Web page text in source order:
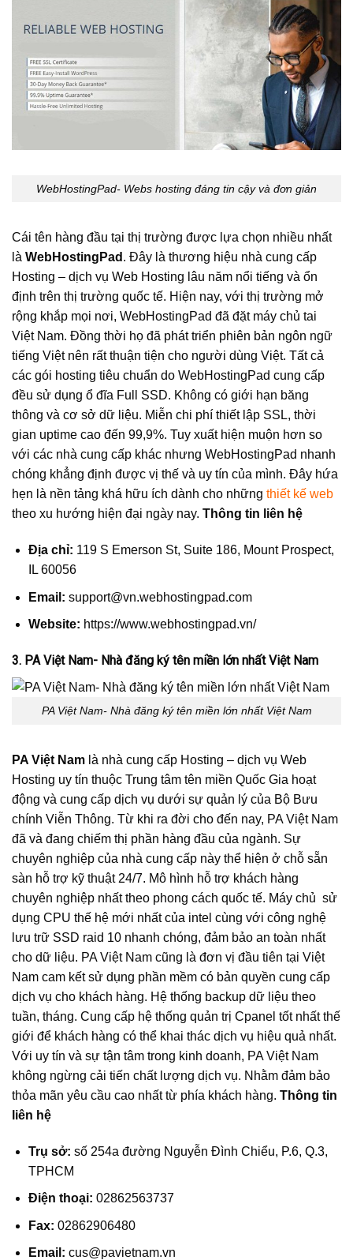
WebHostingPad- Webs hosting đáng tin cậy và đơn giản
Cái tên hàng đầu tại thị trường được lựa chọn nhiều nhất
là WebHostingPad . Đây là thương hiệu nhà cung cấp
Hosting – dịch vụ Web Hosting lâu năm nổi tiếng và ổn
định trên thị trường quốc tế. Hiện nay, với thị trường mở
rộng khắp mọi nơi, WebHostingPad đã đặt máy chủ tai
Việt Nam. Đồng thời họ đã phát triển phiên bản ngôn ngữ
tiếng Việt nên rất thuận tiện cho người dùng Việt. Tất cả
các gói hosting tiêu chuẩn do WebHostingPad cung cấp
đều sử dụng ổ đĩa Full SSD. Không có giới hạn băng
thông và cơ sở dữ liệu. Miễn chi phí thiết lập SSL, thời
gian uptime cao đến 99,9%. Tuy xuất hiện muộn hơn so
với các nhà cung cấp khác nhưng WebHostingPad nhanh
chóng khẳng định được vị thế và uy tín của mình. Đây hứa
hẹn là nền tảng khá hữu ích dành cho những thiết kế web
theo xu hướng hiện đại ngày nay. Thông tin liên hệ
Địa chỉ: 119 S Emerson St, Suite 186, Mount Prospect,
IL 60056
Email: support@vn.webhostingpad.com
Website: https://www.webhostingpad.vn/
3. PA Việt Nam- Nhà đăng ký tên miền lớn nhất Việt Nam
PA Việt Nam- Nhà đăng ký tên miền lớn nhất Việt Nam
PA Việt Nam là nhà cung cấp Hosting – dịch vụ Web
Hosting uy tín thuộc Trung tâm tên miền Quốc Gia hoạt
động và cung cấp dịch vụ dưới sự quản lý của Bộ Bưu
chính Viễn Thông. Từ khi ra đời cho đến nay, PA Việt Nam
đã và đang chiếm thị phần hàng đầu của ngành. Sự
chuyên nghiệp của nhà cung cấp này thể hiện ở chỗ sẵn
sàn hỗ trợ kỹ thuật 24/7. Mô hình hỗ trợ khách hàng
chuyên nghiệp nhất theo phong cách quốc tế. Máy chủ sử
dụng CPU thế hệ mới nhất của intel cùng với công nghệ
lưu trữ SSD raid 10 nhanh chóng, đảm bảo an toàn nhất
cho dữ liệu. PA Việt Nam cũng là đơn vị đầu tiên tại Việt
Nam cam kết sử dụng phần mềm có bản quyền cung cấp
dịch vụ cho khách hàng. Hệ thống backup dữ liệu theo
tuần, tháng. Cung cấp hệ thống quản trị Cpanel tốt nhất thế
giới để khách hàng có thể khai thác dịch vụ hiệu quả nhất.
Với uy tín và sự tận tâm trong kinh doanh, PA Việt Nam
không ngừng cải tiến chất lượng dịch vụ. Nhằm đảm bảo
thỏa mãn yêu cầu cao nhất từ phía khách hàng. Thông tin
liên hệ
Trụ sở: số 254a đường Nguyễn Đình Chiểu, P.6, Q.3,
TPHCM
Điện thoại: 02862563737
Fax: 02862906480
Email: cus@pavietnam.vn